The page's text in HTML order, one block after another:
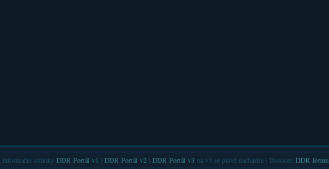
Informační stránky DDR Portál v1 DDR Portál v2| DDR Portál v3na v4 se právě nacházíte | Diskuze: DDR fórum